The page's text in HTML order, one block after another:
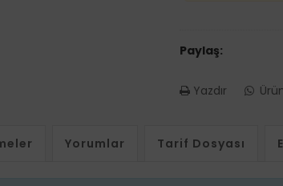
Paylaş:
Yazdır
Yorumlar Tarif Dosyası